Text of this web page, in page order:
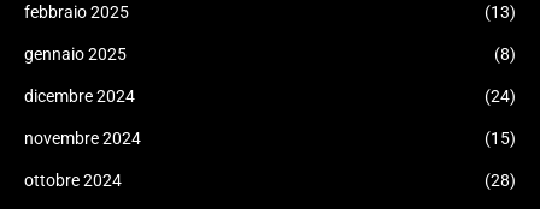
febbraio 2025 (13)
gennaio 2025 (8)
dicembre 2024 (24)
novembre 2024 (15)
ottobre 2024 (28)